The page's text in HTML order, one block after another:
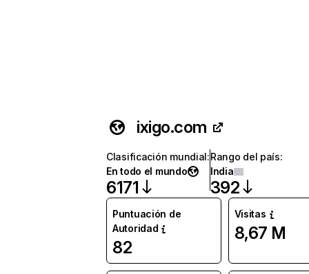
ixigo.com
Clasificación mundial:
En todo el mundo
6171
Rango del país:
India
392
Puntuación de
Autoridad
82
Visitas
8,67 M